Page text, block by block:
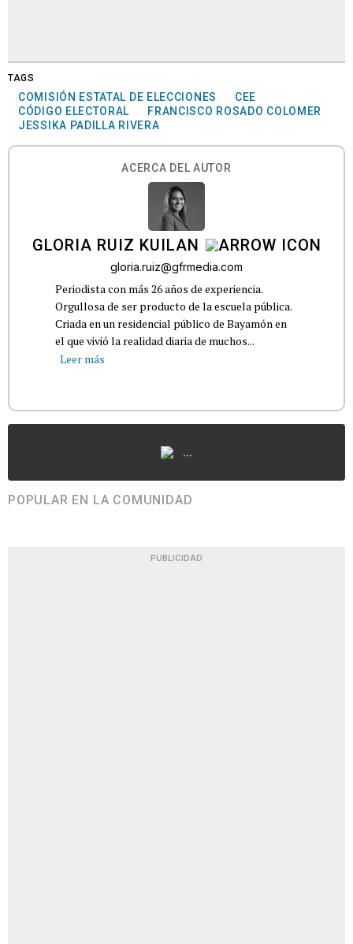
TAGS
COMISIÓN ESTATAL DE ELECCIONES
CEE
CÓDIGO ELECTORAL
FRANCISCO ROSADO COLOMER
JESSIKA PADILLA RIVERA
ACERCA DEL AUTOR
GLORIA RUIZ KUILAN
gloria.ruiz@gfrmedia.com
Periodista con más 26 años de experiencia.
Orgullosa de ser producto de la escuela pública.
Criada en un residencial público de Bayamón en
el que vivió la realidad diaria de muchos...
Leer más
...
POPULAR EN LA COMUNIDAD
PUBLICIDAD